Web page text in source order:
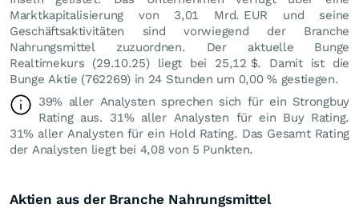
Marktkapitalisierung von 3,01 Mrd. EUR und seine
Geschäftsaktivitäten sind vorwiegend der Branche
Nahrungsmittel zuzuordnen. Der aktuelle Bunge
Realtimekurs (29.10.25) liegt bei 25,12 $. Damit ist die
Bunge Aktie (762269) in 24 Stunden um 0,00%gestiegen.
39% aller Analysten sprechen sich für ein Strongbuy
Rating aus. 31% aller Analysten für ein Buy Rating.
31% aller Analysten für ein Hold Rating. Das Gesamt Rating
der Analysten liegt bei 4,08 von 5 Punkten.
Aktien aus der Branche Nahrungsmittel